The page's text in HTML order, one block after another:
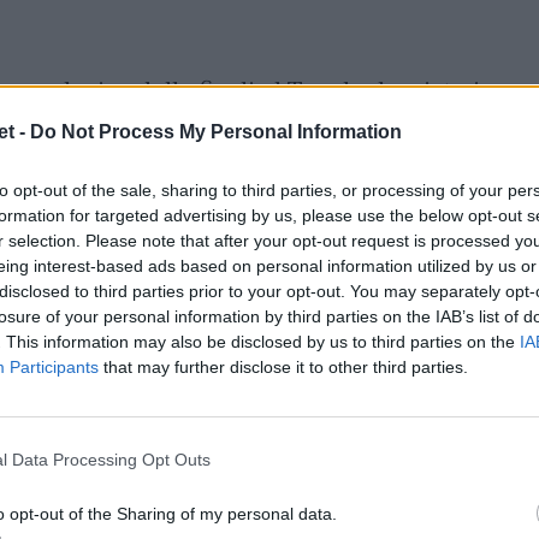
- Do Not Process My Personal Information
opt-out of the sale, sharing to third parties, or processing of your
for targeted advertising by us, please use the below opt-out
selection. Please note that after your opt-out request is processed
interest-based ads based on personal information utilized by us
to third parties prior to your opt-out. You may separately
of your personal information by third parties on the IAB’s list of
This information may also be disclosed by us to third parties on the
Participants that may further disclose it to other third parties.
Data Processing Opt Outs
opt-out of the Sharing of my personal data.
delle finali al Trophy ha visto i
il 3° posto), Zimbabwe (5°) e Stati Uniti
la rabbia per la mancata qualificazione
favoriti, seppellendo con 12 mete
terza lineaMonroe Job, al debutto con
ha centrato la miglior vittoria del
del Kenya. GliStati Unitinon hanno
47-22.
di mischia Pablo Perez Meron,
costato un passivo di 15-0. Tornata
con tre mete (doppietta del centro